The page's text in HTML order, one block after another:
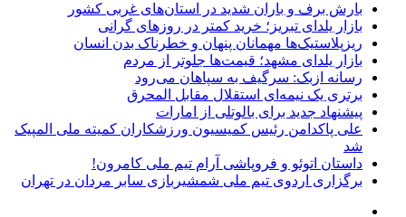
بارش برف و باران شدید در استان‌های غربی کشور
بازار یلدای تبریز؛ خرید کمتر در روزهای گرانی
ریزپلاستیک‌ها مهمانان پنهان و خطرناک بدن انسان
بازار یلدای مشهد؛ قیمت‌ها جلوتر از مردم
رسانه ازبک: سرگیف به سپاهان می‌رود
برتری یک نیمه‌ای استقلال مقابل المحرق
پیشنهاد جدید برای بالوتلی از امارات
علی پاکدامن رئیس کمیسیون ورزشکاران کمیته ملی المپیک
شد
داستان اتوئو و فروپاشی آرام تیم ملی کامرون!
برگزاری اردوی تیم ملی شمشیربازی سابر مردان در تهران